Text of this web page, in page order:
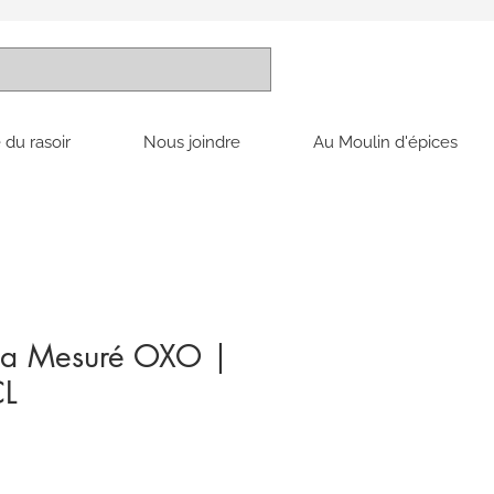
rasoir Nous joindre Au Moulin d'épices
Mesuré OXO |